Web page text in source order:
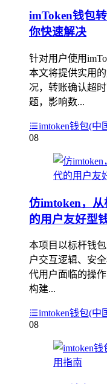
imToken钱包
你快速解决
针对用户使用
本文将提供实用
况，转账确认超
题，影响数...
imtoken钱包(中
08
仿imtoken，
的用户友好型
本项目以标杆钱
户交互逻辑、安
代用户面临的操
构建...
imtoken钱包(中
08